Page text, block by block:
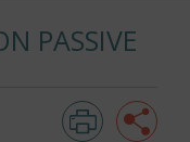
PASSIVE